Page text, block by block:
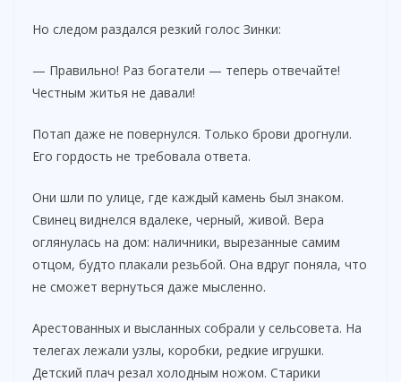
Но следом раздался резкий голос Зинки:
— Правильно! Раз богатели — теперь отвечайте!
Честным житья не давали!
Потап даже не повернулся. Только брови дрогнули.
Его гордость не требовала ответа.
Они шли по улице, где каждый камень был знаком.
Свинец виднелся вдалеке, черный, живой. Вера
оглянулась на дом: наличники, вырезанные самим
отцом, будто плакали резьбой. Она вдруг поняла, что
не сможет вернуться даже мысленно.
Арестованных и высланных собрали у сельсовета. На
телегах лежали узлы, коробки, редкие игрушки.
Детский плач резал холодным ножом. Старики